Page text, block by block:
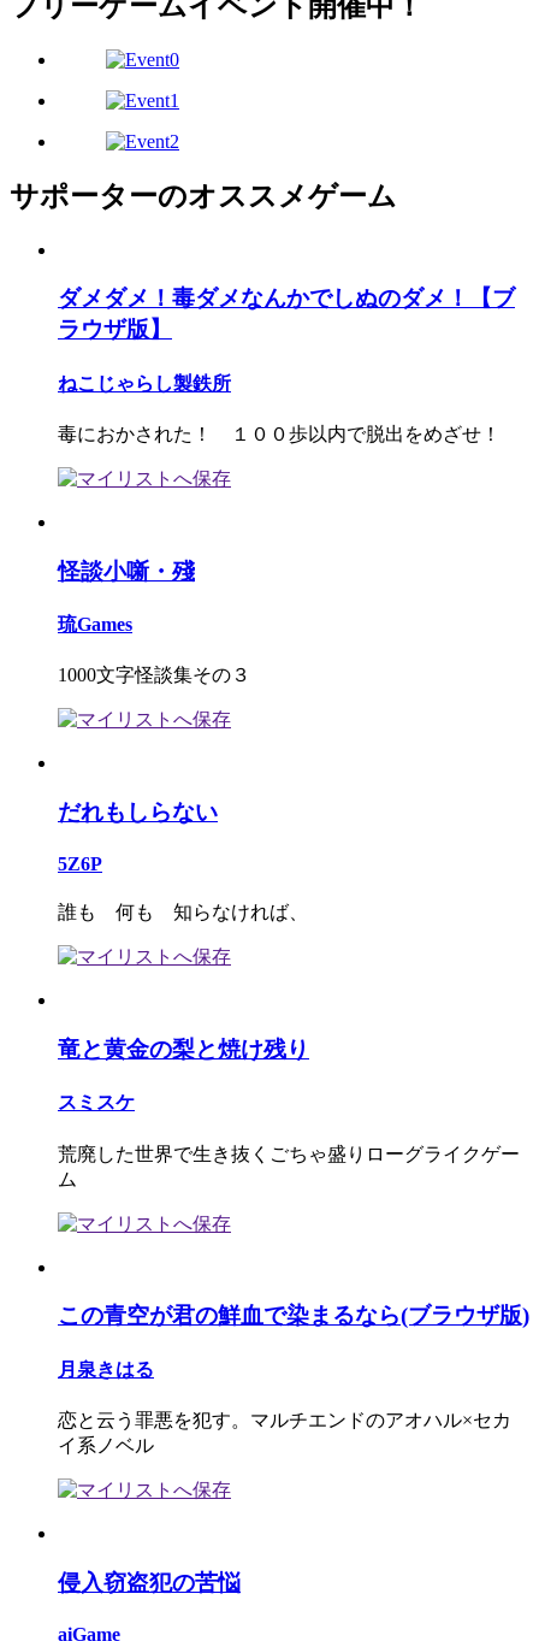
サポーターのオススメゲーム
ダメダメ！毒ダメなんかでしぬのダメ！【ブ
ラウザ版】
ねこじゃらし製鉄所
毒におかされた！ １００歩以内で脱出をめざせ！
怪談小噺・殘
琉Games
1000文字怪談集その３
だれもしらない
5Z6P
誰も 何も 知らなければ、
竜と黄金の梨と焼け残り
スミスケ
荒廃した世界で生き抜くごちゃ盛りローグライクゲー
ム
この青空が君の鮮血で染まるなら(ブラウザ版)
月泉きはる
恋と云う罪悪を犯す。マルチエンドのアオハル×セカ
イ系ノベル
侵入窃盗犯の苦悩
aiGame